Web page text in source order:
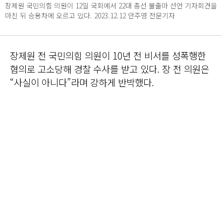
장제원 국민의힘 의원이 12일 국회에서 22대 총선 불출마 선언 기자회견을
마친 뒤 승용차에 오르고 있다. 2023.12.12 안주영 전문기자
장제원 전 국민의힘 의원이 10년 전 비서를 성폭행한
혐의로 고소당해 경찰 수사를 받고 있다. 장 전 의원은
“사실이 아니다”라며 강하게 반박했다.